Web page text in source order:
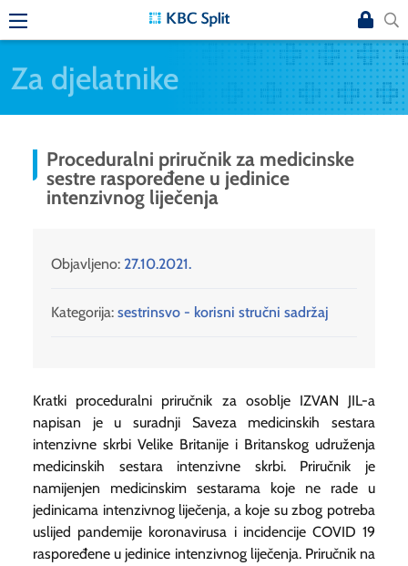
Za djelatnike
Proceduralni priručnik za medicinske
sestre raspoređene u jedinice
intenzivnog liječenja
Objavljeno: 27.10.2021.
Kategorija: sestrinsvo - korisni stručni sadržaj
Kratki proceduralni priručnik za osoblje IZVAN JIL-a
napisan je u suradnji Saveza medicinskih sestara
intenzivne skrbi Velike Britanije i Britanskog udruženja
medicinskih sestara intenzivne skrbi. Priručnik je
namijenjen medicinskim sestarama koje ne rade u
jedinicama intenzivnog liječenja, a koje su zbog potreba
uslijed pandemije koronavirusa i incidencije COVID 19
raspoređene u jedinice intenzivnog liječenja. Priručnik na